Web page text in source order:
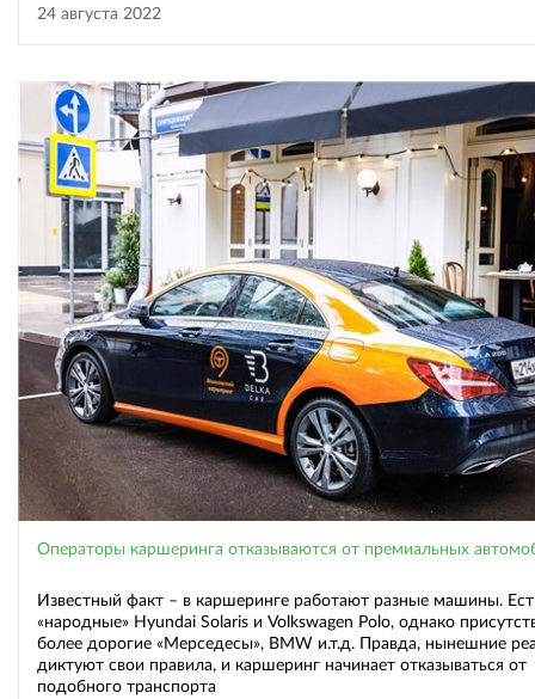
24 августа 2022
Операторы каршеринга отказываются от премиальных
Известный факт – в каршеринге работают разные машины.
«народные» Hyundai Solaris и Volkswagen Polo, однако
более дорогие «Мерседесы», BMW и.т.д. Правда, нынешние
диктуют свои правила, и каршеринг начинает отказываться от
подобного транспорта